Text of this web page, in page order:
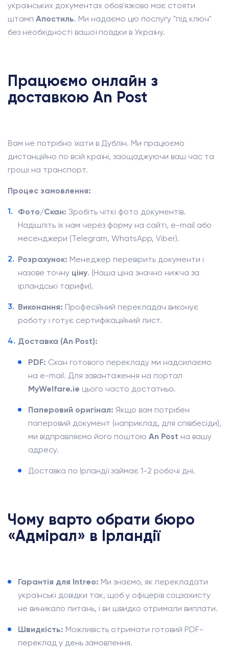
українських документах обов'язково має стояти
штамп Апостиль. Ми надаємо цю послугу "під ключ"
без необхідності вашої поїздки в Україну.
Працюємо онлайн з
доставкою An Post
Вам не потрібно їхати в Дублін. Ми працюємо
дистанційно по всій країні, заощаджуючи ваш час та
гроші на транспорт.
Процес замовлення:
Фото/Скан: Зробіть чіткі фото документів.
Надішліть їх нам через форму на сайті, e-mail або
месенджери (Telegram, WhatsApp, Viber).
Розрахунок: Менеджер перевірить документи і
назове точну ціну. (Наша ціна значно нижча за
ірландські тарифи).
Виконання: Професійний перекладач виконує
роботу і готує сертифікаційний лист.
Доставка (An Post):
PDF: Скан готового перекладу ми надсилаємо
на e-mail. Для завантаження на портал
MyWelfare.ie цього часто достатньо.
Паперовий оригінал: Якщо вам потрібен
паперовий документ (наприклад, для співбесіди),
ми відправляємо його поштою An Post на вашу
адресу.
Доставка по Ірландії займає 1-2 робочі дні.
Чому варто обрати бюро
«Адмірал» в Ірландії
Гарантія для Intreo: Ми знаємо, як перекладати
українські довідки так, щоб у офіцерів соцзахисту
не виникало питань, і ви швидко отримали виплати.
Швидкість: Можливість отримати готовий PDF-
переклад у день замовлення.